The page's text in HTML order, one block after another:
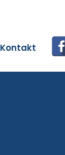
Kontakt